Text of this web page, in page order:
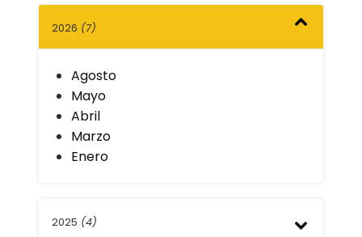
2026 (7)
Agosto
Mayo
Abril
Marzo
Enero
2025 (4)